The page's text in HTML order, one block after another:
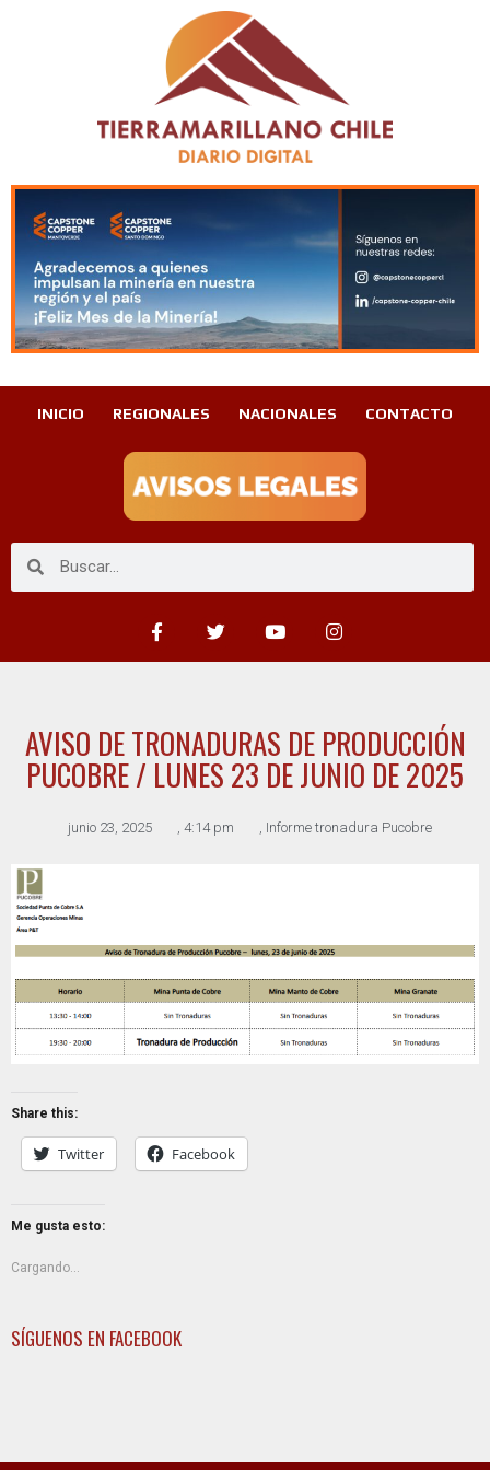
INICIO REGIONALES NACIONALES CONTACTO
AVISO DE TRONADURAS DE PRODUCCIÓN
PUCOBRE / LUNES 23 DE JUNIO DE 2025
junio 23, 2025 4:14 pm Informe tronadura Pucobre
Share this:
Twitter Facebook
Me gusta esto:
Cargando...
SÍGUENOS EN FACEBOOK